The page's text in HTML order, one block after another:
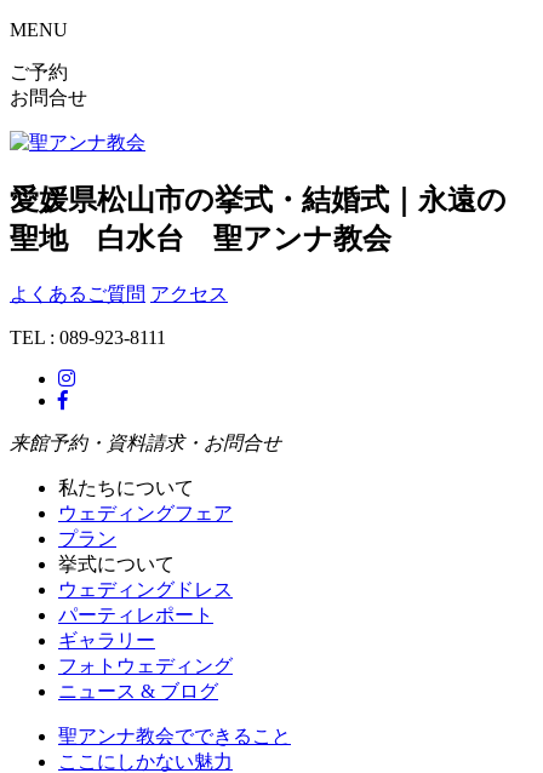
MENU
ご予約
お問合せ
愛媛県松山市の挙式・結婚式｜永遠の
聖地 白水台 聖アンナ教会
よくあるご質問 アクセス
TEL : 089-923-8111
来館予約・資料請求・お問合せ
私たちについて
ウェディングフェア
プラン
挙式について
ウェディングドレス
パーティレポート
ギャラリー
フォトウェディング
ニュース & ブログ
聖アンナ教会でできること
ここにしかない魅力